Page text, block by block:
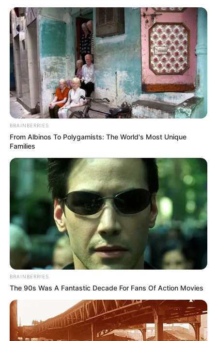
BRAINBERRIES
From Albinos To Polygamists: The World's Most Unique
Families
BRAINBERRIES
The 90s Was A Fantastic Decade For Fans Of Action Movies